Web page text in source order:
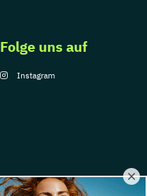
Folge uns auf
Instagram